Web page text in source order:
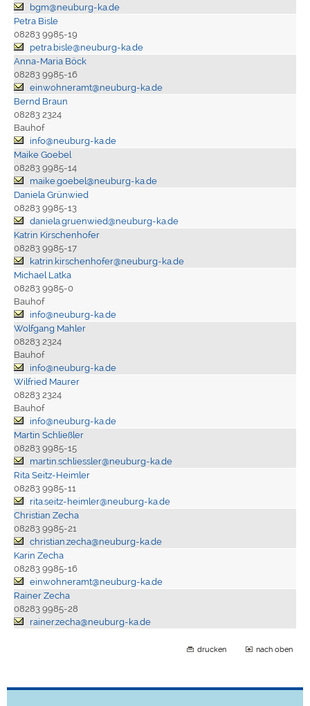
bgm@neuburg-ka.de
Petra Bisle
08283 9985-19
petra.bisle@neuburg-ka.de
Anna-Maria Böck
08283 9985-16
einwohneramt@neuburg-ka.de
Bernd Braun
08283 2324
Bauhof
info@neuburg-ka.de
Maike Goebel
08283 9985-14
maike.goebel@neuburg-ka.de
Daniela Grünwied
08283 9985-13
daniela.gruenwied@neuburg-ka.de
Katrin Kirschenhofer
08283 9985-17
katrin.kirschenhofer@neuburg-ka.de
Michael Latka
08283 9985-0
Bauhof
info@neuburg-ka.de
Wolfgang Mahler
08283 2324
Bauhof
info@neuburg-ka.de
Wilfried Maurer
08283 2324
Bauhof
info@neuburg-ka.de
Martin Schließler
08283 9985-15
martin.schliessler@neuburg-ka.de
Rita Seitz-Heimler
08283 9985-11
rita.seitz-heimler@neuburg-ka.de
Christian Zecha
08283 9985-21
christian.zecha@neuburg-ka.de
Karin Zecha
08283 9985-16
einwohneramt@neuburg-ka.de
Rainer Zecha
08283 9985-28
rainer.zecha@neuburg-ka.de
drucken nach oben